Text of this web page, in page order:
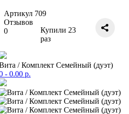
Артикул 709
Отзывов
0
Купили 23
раз
/ Комплект Семейный (дуэт)
- 0.00 р.